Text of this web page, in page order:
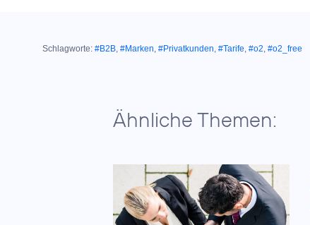
Schlagworte: #B2B, #Marken, #Privatkunden, #Tarife, #o2, #o2_free
Ähnliche Themen: